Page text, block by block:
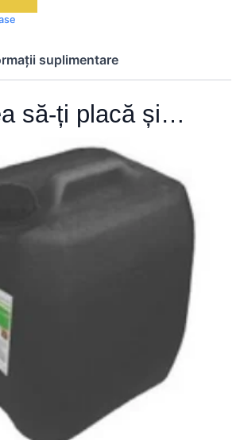
suplimentare
să-ți placă și…